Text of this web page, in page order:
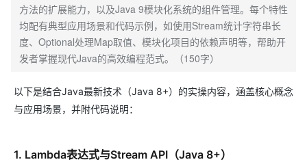
方法的扩展能力，以及Java 9模块化系统的组件管理。每个特性
均配有典型应用场景和代码示例，如使用Stream统计字符串长
度、Optional处理Map取值、模块化项目的依赖声明等，帮助开
发者掌握现代Java的高效编程范式。（150字）
以下是结合Java最新技术（Java 8+）的实操内容，涵盖核心概念
与应用场景，并附代码说明：
1. Lambda表达式与Stream API（Java 8+）